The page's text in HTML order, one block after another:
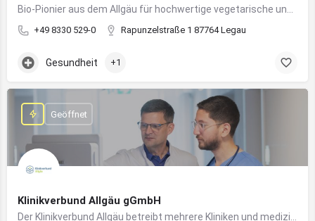
+49 8330 529-0 Rapunzelstraße 1 87764 Legau
Gesundheit +1
Klinikverbund Allgäu gGmbH
Geöffnet